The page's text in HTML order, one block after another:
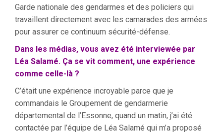
Garde nationale des gendarmes et des policiers qui
travaillent directement avec les camarades des armées
pour assurer ce continuum sécurité-défense.
Dans les médias, vous avez été interviewée par
Léa Salamé. Ça se vit comment, une expérience
comme celle-là ?
C’était une expérience incroyable parce que je
commandais le Groupement de gendarmerie
départemental de l’Essonne, quand un matin, j’ai été
contactée par l’équipe de Léa Salamé qui m’a proposé